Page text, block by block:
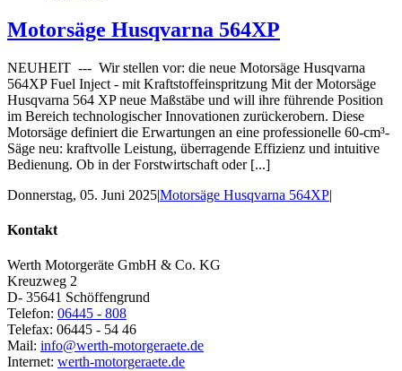
Motorsäge Husqvarna 564XP
NEUHEIT --- Wir stellen vor: die neue Motorsäge Husqvarna
564XP Fuel Inject - mit Kraftstoffeinspritzung Mit der Motorsäge
Husqvarna 564 XP neue Maßstäbe und will ihre führende Position
im Bereich technologischer Innovationen zurückerobern. Diese
Motorsäge definiert die Erwartungen an eine professionelle 60-cm³-
Säge neu: kraftvolle Leistung, überragende Effizienz und intuitive
Bedienung. Ob in der Forstwirtschaft oder [...]
Donnerstag, 05. Juni 2025|Motorsäge Husqvarna 564XP|
Kontakt
Werth Motorgeräte GmbH & Co. KG
Kreuzweg 2
D- 35641 Schöffengrund
Telefon: 06445 - 808
Telefax: 06445 - 54 46
Mail: info@werth-motorgeraete.de
Internet: werth-motorgeraete.de